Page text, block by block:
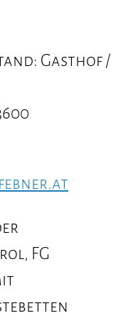
Gasthof /
FG